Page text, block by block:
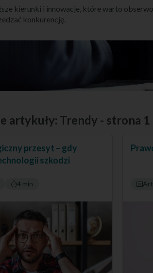
kierunki i innowacje, które warto
konkurencję.
artykuły: Trendy - strona 1
przesyt – gdy
szkodzi
4 min